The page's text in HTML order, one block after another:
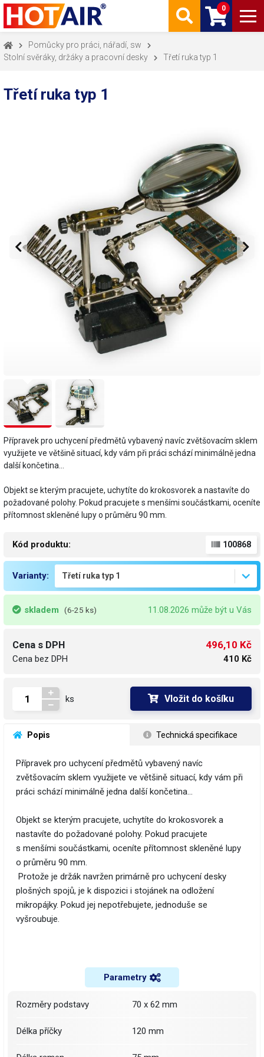
0
Pomůcky pro práci, nářadí, sw
Stolní svěráky, držáky a pracovní desky
Třetí ruka typ 1
Třetí ruka typ 1
Přípravek pro uchycení předmětů vybavený navíc zvětšovacím sklem
využijete ve většině situací, kdy vám při práci schází minimálně jedna
další končetina…
Objekt se kterým pracujete, uchytíte do krokosvorek a nastavíte do
požadované polohy. Pokud pracujete s menšími součástkami, oceníte
přítomnost skleněné lupy o průměru 90 mm.
Kód produktu: 100868
Varianty:
skladem (6-25 ks) 11.08.2026 může být u Vás
Cena s DPH
Cena bez DPH
496,10 Kč
410 Kč
ks Vložit do košíku
Popis Technická specifikace
Přípravek pro uchycení předmětů vybavený navíc
zvětšovacím sklem využijete ve většině situací, kdy vám při
práci schází minimálně jedna další končetina…
Objekt se kterým pracujete, uchytíte do krokosvorek a
nastavíte do požadované polohy. Pokud pracujete
s menšími součástkami, oceníte přítomnost skleněné lupy
o průměru 90 mm.
Protože je držák navržen primárně pro uchycení desky
plošných spojů, je k dispozici i stojánek na odložení
mikropájky. Pokud jej nepotřebujete, jednoduše se
vyšroubuje.
Parametry
Rozměry podstavy 70 x 62 mm
Délka příčky 120 mm